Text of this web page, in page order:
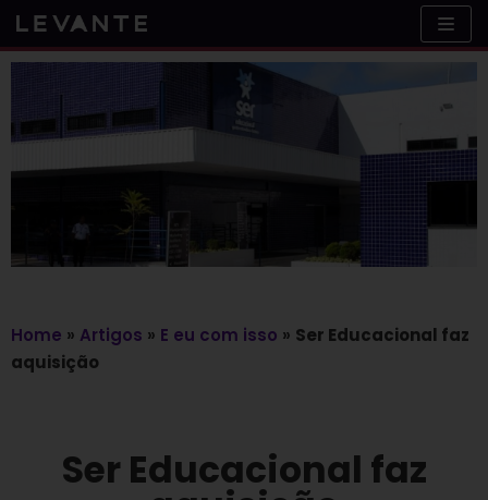
Skip
to
Home » Artigos » E eu com isso » Ser Educacional faz
aquisição
Ser Educacional faz